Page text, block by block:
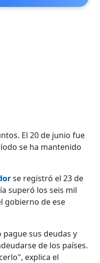
El 20 de junio fue
se ha mantenido
se registró el 23 de
superó los seis mil
gobierno de ese
pague sus deudas y
de los países.
explica el